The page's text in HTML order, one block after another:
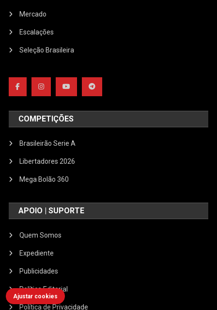
Mercado
Escalações
Seleção Brasileira
COMPETIÇÕES
Brasileirão Serie A
Libertadores 2026
Mega Bolão 360
APOIO | SUPORTE
Quem Somos
Expediente
Publicidades
Política Editorial
Política de Privacidade
Ajustar cookies